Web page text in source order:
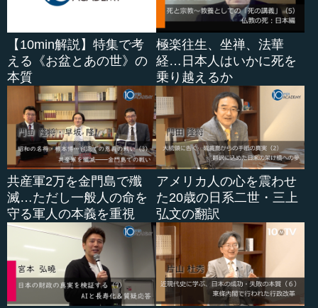
【10min解説】特集で考
える《お盆とあの世》の
本質
極楽往生、坐禅、法華
経…日本人はいかに死を
乗り越えるか
共産軍2万を金門島で殲
滅…ただし一般人の命を
守る軍人の本義を重視
アメリカ人の心を震わせ
た20歳の日系二世・三上
弘文の翻訳